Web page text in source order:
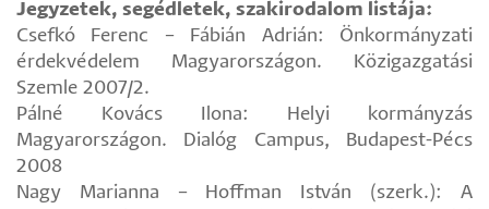
Jegyzetek, segédletek, szakirodalom listája:
Csefkó Ferenc – Fábián Adrián: Önkormányzati
érdekvédelem Magyarországon. Közigazgatási
Szemle 2007/2.
Pálné Kovács Ilona: Helyi kormányzás
Magyarországon. Dialóg Campus, Budapest-Pécs
2008
Nagy Marianna – Hoffman István (szerk.): A